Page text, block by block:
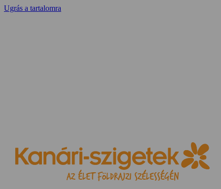
Ugrás a tartalomra